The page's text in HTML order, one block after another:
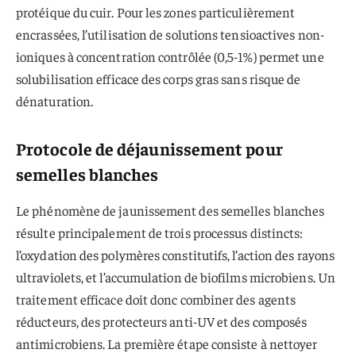
protéique du cuir. Pour les zones particulièrement
encrassées, l’utilisation de solutions tensioactives non-
ioniques à concentration contrôlée (0,5-1%) permet une
solubilisation efficace des corps gras sans risque de
dénaturation.
Protocole de déjaunissement pour
semelles blanches
Le phénomène de jaunissement des semelles blanches
résulte principalement de trois processus distincts:
l’oxydation des polymères constitutifs, l’action des rayons
ultraviolets, et l’accumulation de biofilms microbiens. Un
traitement efficace doit donc combiner des agents
réducteurs, des protecteurs anti-UV et des composés
antimicrobiens. La première étape consiste à nettoyer